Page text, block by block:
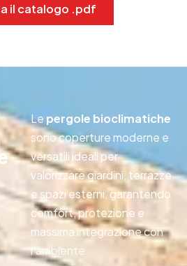
il catalogo .pdf
Le pergole bioclimatiche
sono coperture moderne e
versatili ideali per
valorizzare giardini, terrazze
e spazi esterni, garantendo
comfort, protezione e
massima integrazione con
l’ambiente.